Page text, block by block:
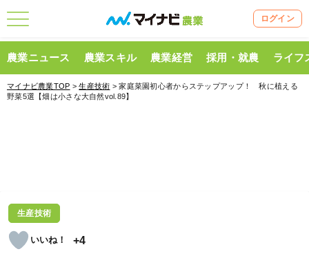
ログイン
農業ニュース 農業スキル 農業経営 採用・就農 ライフ
マイナビ農業TOP >生産技術 > 家庭菜園初心者からステップアップ！ 秋に植える
野菜5選【畑は小さな大自然vol.89】
生産技術
+4